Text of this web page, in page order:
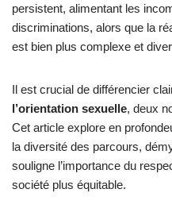
persistent, alimentant les
discriminations, alors que la
est bien plus complexe et
Il est crucial de différencier
l’orientation sexuelle, deux
Cet article explore en
la diversité des parcours,
souligne l’importance du
société plus équitable.